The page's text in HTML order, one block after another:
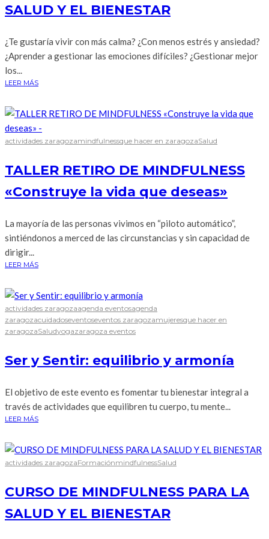
SALUD Y EL BIENESTAR
¿Te gustaría vivir con más calma? ¿Con menos estrés y ansiedad?
¿Aprender a gestionar las emociones difíciles? ¿Gestionar mejor
los...
LEER MÁS
actividades zaragozamindfulnessque hacer en zaragozaSalud
TALLER RETIRO DE MINDFULNESS
«Construye la vida que deseas»
La mayoría de las personas vivimos en “piloto automático”,
sintiéndonos a merced de las circunstancias y sin capacidad de
dirigir...
LEER MÁS
actividades zaragozaagenda eventosagenda
zaragozacuidadoseventoseventos zaragozamujeresque hacer en
zaragozaSaludyogazaragoza eventos
Ser y Sentir: equilibrio y armonía
El objetivo de este evento es fomentar tu bienestar integral a
través de actividades que equilibren tu cuerpo, tu mente...
LEER MÁS
actividades zaragozaFormaciónmindfulnessSalud
CURSO DE MINDFULNESS PARA LA
SALUD Y EL BIENESTAR